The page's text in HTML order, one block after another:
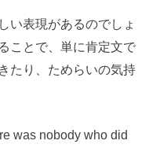
い表現があるのでしょ
ことで、単に肯定文で
たり、ためらいの気持
was nobody who did